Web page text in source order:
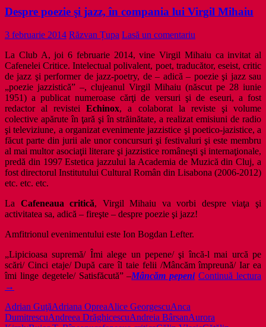
Despre poezie şi jazz, în compania lui Virgil Mihaiu
3 februarie 2014 Răzvan Țupa Lasă un comentariu
La Club A, joi 6 februarie 2014, vine Virgil Mihaiu ca invitat al
Cafenelei Critice. Intelectual polivalent, poet, traducător, eseist, critic
de jazz şi performer de jazz-poetry, de – adică – poezie şi jazz sau
„poezie jazzistică” –, clujeanul Virgil Mihaiu (născut pe 28 iunie
1951) a publicat numeroase cărţi de versuri şi de eseuri, a fost
redactor al revisteiEchinox, a colaborat la reviste şi volume
colective apărute în ţară şi în străinătate, a realizat emisiuni de radio
şi televiziune, a organizat evenimente jazzistice şi poetico-jazistice, a
făcut parte din jurii ale unor concursuri şi festivaluri şi este membru
al mai multor asociaţii literare şi jazzistice româneşti şi internaţionale,
predă din 1997 Estetica jazzului la Academia de Muzică din Cluj, a
fost directorul Institutului Cultural Român din Lisabona (2006-2012)
etc. etc. etc.
La Cafeneaua critică, Virgil Mihaiu va vorbi despre viaţa şi
activitatea sa, adică – fireşte – despre poezie şi jazz!
Amfitrionul evenimentului este Ion Bogdan Lefter.
„Lipicioasa supremă/ Îmi alege un pepene/ şi încă-l mai urcă pe
scări/ Cinci etaje/ După care îl taie felii /Mâncăm împreună/ Iar ea
îmi linge degetele/ Satisfăcută” –Mâncăm pepeni Continuă lectura
→
Adrian GuţăAdriana OpreaAlice GeorgescuAnca
DumitrescuAndreea DrăghicescuAndreia BârsanAurora